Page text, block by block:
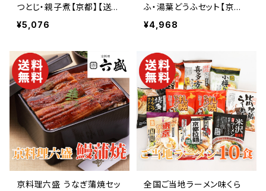
つとじ・親子煮【京都】【送料
無料】【ギフト プレゼント 贈
り物 贈答品 誕生日 お祝い
快気祝い 景品】【父の日 お
中元】
¥5,076
ふ・湯葉どうふセット【京都】
【送料無料】【ギフト プレゼ
ント 贈り物 贈答品 誕生日
産祝い 快気祝い 景品】【父
の日 お中元】
¥4,968
京料理六盛 うなぎ蒲焼セッ
全国ご当地ラーメン味くら